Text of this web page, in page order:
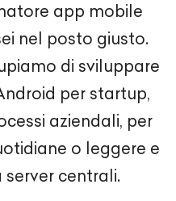
app mobile
nel posto giusto.
di sviluppare
per startup,
aziendali, per
o leggere e
centrali.